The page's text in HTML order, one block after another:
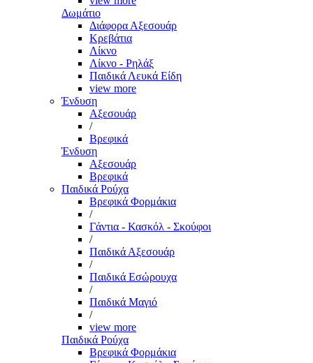
Δωμάτιο
Διάφορα Αξεσουάρ
Κρεβάτια
Λίκνο
Λίκνο - Ρηλάξ
Παιδικά Λευκά Είδη
view more
Ένδυση
Αξεσουάρ
/
Βρεφικά
Ένδυση
Αξεσουάρ
Βρεφικά
Παιδικά Ρούχα
Βρεφικά Φορμάκια
/
Γάντια - Κασκόλ - Σκούφοι
/
Παιδικά Αξεσουάρ
/
Παιδικά Εσώρουχα
/
Παιδικά Μαγιό
/
view more
Παιδικά Ρούχα
Βρεφικά Φορμάκια